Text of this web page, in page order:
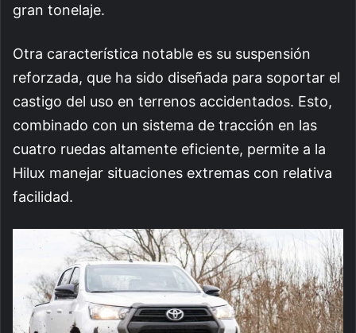
gran tonelaje.
Otra característica notable es su suspensión
reforzada, que ha sido diseñada para soportar el
castigo del uso en terrenos accidentados. Esto,
combinado con un sistema de tracción en las
cuatro ruedas altamente eficiente, permite a la
Hilux manejar situaciones extremas con relativa
facilidad.